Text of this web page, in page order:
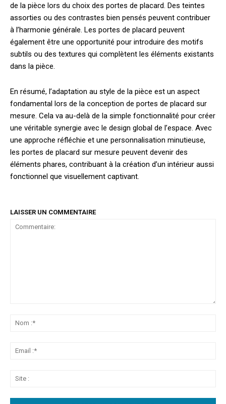
de la pièce lors du choix des portes de placard. Des teintes
assorties ou des contrastes bien pensés peuvent contribuer
à l’harmonie générale. Les portes de placard peuvent
également être une opportunité pour introduire des motifs
subtils ou des textures qui complètent les éléments existants
dans la pièce.
En résumé, l’adaptation au style de la pièce est un aspect
fondamental lors de la conception de portes de placard sur
mesure. Cela va au-delà de la simple fonctionnalité pour créer
une véritable synergie avec le design global de l’espace. Avec
une approche réfléchie et une personnalisation minutieuse,
les portes de placard sur mesure peuvent devenir des
éléments phares, contribuant à la création d’un intérieur aussi
fonctionnel que visuellement captivant.
LAISSER UN COMMENTAIRE